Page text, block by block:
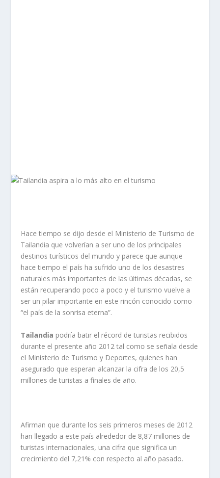
Hace tiempo se dijo desde el Ministerio de Turismo de
Tailandia que volverían a ser uno de los principales
destinos turísticos del mundo y parece que aunque
hace tiempo el país ha sufrido uno de los desastres
naturales más importantes de las últimas décadas, se
están recuperando poco a poco y el turismo vuelve a
ser un pilar importante en este rincón conocido como
“el país de la sonrisa eterna”.
Tailandia podría batir el récord de turistas recibidos
durante el presente año 2012 tal como se señala desde
el Ministerio de Turismo y Deportes, quienes han
asegurado que esperan alcanzar la cifra de los 20,5
millones de turistas a finales de año.
Afirman que durante los seis primeros meses de 2012
han llegado a este país alrededor de 8,87 millones de
turistas internacionales, una cifra que significa un
crecimiento del 7,21% con respecto al año pasado.